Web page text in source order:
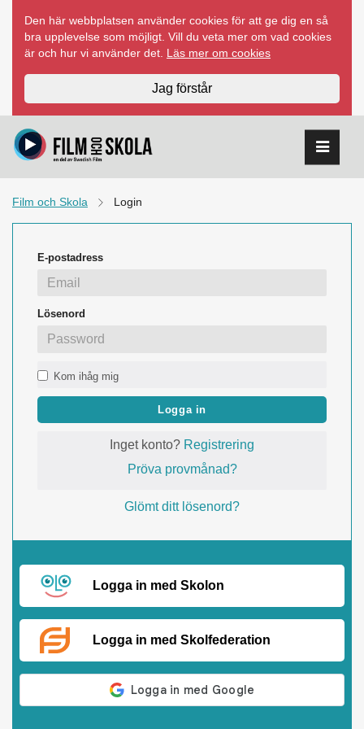
innehåll
Den här webbplatsen använder cookies för att ge dig en så
bra upplevelse som möjligt. Vill du veta mer om vad cookies
är och hur vi använder det. Läs mer om cookies
Jag förstår
Film och Skola Login
E-postadress
Lösenord
Kom ihåg mig
Logga in
Inget konto? Registrering
Pröva provmånad?
Glömt ditt lösenord?
Logga in med Skolon
Logga in med Skolfederation